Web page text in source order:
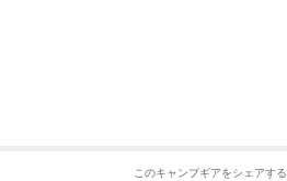
このキャンプギアをシェアする